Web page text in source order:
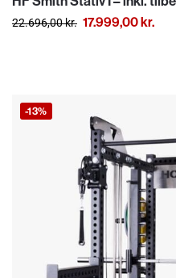
22.696,00kr. 17.999,00kr.
-13%